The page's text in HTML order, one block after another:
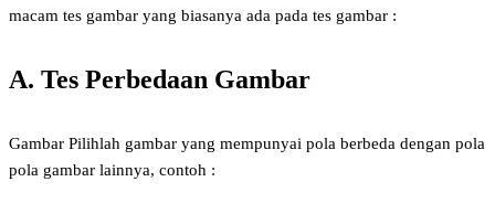
macam tes gambar yang biasanya ada pada tes gambar :
A. Tes Perbedaan Gambar
Gambar Pilihlah gambar yang mempunyai pola berbeda dengan pola
pola gambar lainnya, contoh :